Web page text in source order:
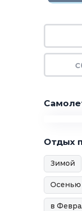
Отдых
Зимой
Осенью
в